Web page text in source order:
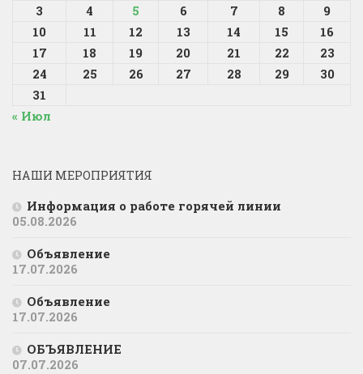
3
4 5 6 7 8
9
10
11 12 13 14 15
16
17
18 19 20 21 22
23
24
25 26 27 28 29
30
31
« Июл
НАШИ МЕРОПРИЯТИЯ
Информация о работе горячей линии
05.08.2026
Объявление
17.07.2026
Объявление
17.07.2026
ОБЪЯВЛЕНИЕ
07.07.2026